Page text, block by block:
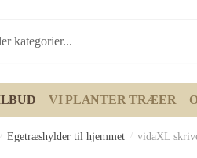
VI PLANTER TRÆER
Egetræshylder til hjemmet vidaXL